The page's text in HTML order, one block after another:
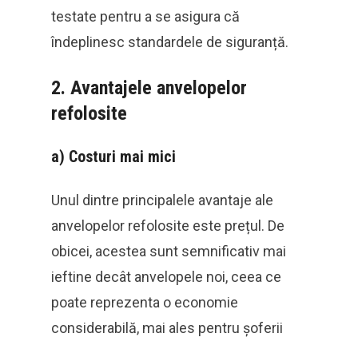
testate pentru a se asigura că
îndeplinesc standardele de siguranță.
2. Avantajele anvelopelor
refolosite
a) Costuri mai mici
Unul dintre principalele avantaje ale
anvelopelor refolosite este prețul. De
obicei, acestea sunt semnificativ mai
ieftine decât anvelopele noi, ceea ce
poate reprezenta o economie
considerabilă, mai ales pentru șoferii